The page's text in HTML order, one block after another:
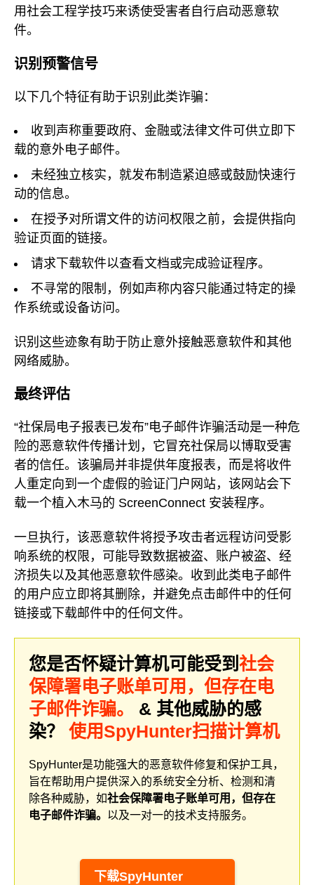
用社会工程学技巧来诱使受害者自行启动恶意软
件。
识别预警信号
以下几个特征有助于识别此类诈骗：
收到声称重要政府、金融或法律文件可供立即下
载的意外电子邮件。
未经独立核实，就发布制造紧迫感或鼓励快速行
动的信息。
在授予对所谓文件的访问权限之前，会提供指向
验证页面的链接。
请求下载软件以查看文档或完成验证程序。
不寻常的限制，例如声称内容只能通过特定的操
作系统或设备访问。
识别这些迹象有助于防止意外接触恶意软件和其他
网络威胁。
最终评估
“社保局电子报表已发布”电子邮件诈骗活动是一种危
险的恶意软件传播计划，它冒充社保局以博取受害
者的信任。该骗局并非提供年度报表，而是将收件
人重定向到一个虚假的验证门户网站，该网站会下
载一个植入木马的 ScreenConnect 安装程序。
一旦执行，该恶意软件将授予攻击者远程访问受影
响系统的权限，可能导致数据被盗、账户被盗、经
济损失以及其他恶意软件感染。收到此类电子邮件
的用户应立即将其删除，并避免点击邮件中的任何
链接或下载邮件中的任何文件。
您是否怀疑计算机可能受到 社会
保障署电子账单可用，但存在电
子邮件诈骗。
& 其他威胁的感
染？ 使用SpyHunter扫描计算机
SpyHunter是功能强大的恶意软件修复和保护工具，
旨在帮助用户提供深入的系统安全分析、检测和清
除各种威胁，如社会保障署电子账单可用，但存在
电子邮件诈骗。 以及一对一的技术支持服务。
下载SpyHunter